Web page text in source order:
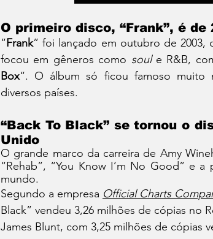
O primeiro disco, “Frank”, é de
“Frank” foi lançado em outubro de 2003,
focou em gêneros como soul e R&B,
Box“. O álbum só ficou famoso muito
diversos países.
“Back To Black” se tornou o
Unido
O grande marco da carreira de Amy
“Rehab”, “You Know I’m No Good” e
mundo.
Segundo a empresa Official Charts
Black” vendeu 3,26 milhões de cópias no
James Blunt, com 3,25 milhões de cópias